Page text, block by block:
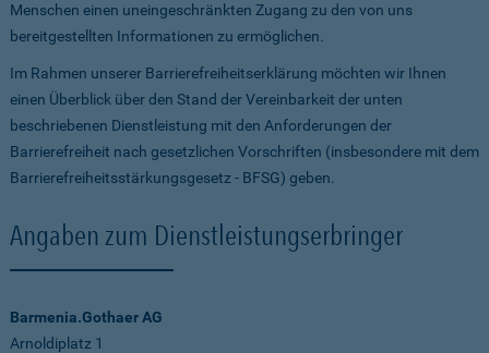
Menschen einen uneingeschränkten Zugang zu den von uns
bereitgestellten Informationen zu ermöglichen.
Im Rahmen unserer Barrierefreiheitserklärung möchten wir Ihnen
einen Überblick über den Stand der Vereinbarkeit der unten
beschriebenen Dienstleistung mit den Anforderungen der
Barrierefreiheit nach gesetzlichen Vorschriften (insbesondere mit dem
Barrierefreiheitsstärkungsgesetz - BFSG) geben.
Angaben zum Dienstleistungserbringer
Barmenia.Gothaer AG
Arnoldiplatz 1